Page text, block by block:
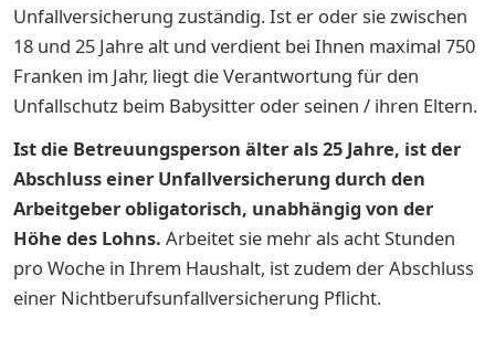
Unfallversicherung zuständig. Ist er oder sie zwischen
18 und 25 Jahre alt und verdient bei Ihnen maximal 750
Franken im Jahr, liegt die Verantwortung für den
Unfallschutz beim Babysitter oder seinen / ihren Eltern.
Ist die Betreuungsperson älter als 25 Jahre, ist der
Abschluss einer Unfallversicherung durch den
Arbeitgeber obligatorisch, unabhängig von der
Höhe des Lohns. Arbeitet sie mehr als acht Stunden
pro Woche in Ihrem Haushalt, ist zudem der Abschluss
einer Nichtberufsunfallversicherung Pflicht.